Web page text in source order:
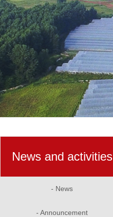
News and activities
- News
- Announcement